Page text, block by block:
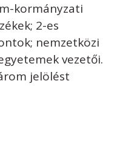
kormányzati
2-es
nemzetközi
vezetői.
jelölést